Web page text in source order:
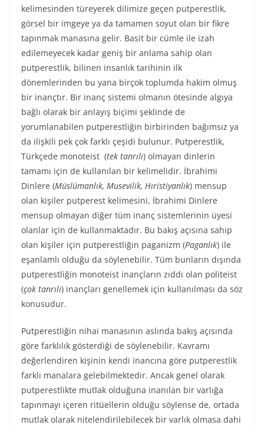
kelimesinden türeyerek dilimize geçen putperestlik,
görsel bir imgeye ya da tamamen soyut olan bir fikre
tapınmak manasına gelir. Basit bir cümle ile izah
edilemeyecek kadar geniş bir anlama sahip olan
putperestlik, bilinen insanlık tarihinin ilk
dönemlerinden bu yana birçok toplumda hakim olmuş
bir inançtır. Bir inanç sistemi olmanın ötesinde algıya
bağlı olarak bir anlayış biçimi şeklinde de
yorumlanabilen putperestliğin birbirinden bağımsız ya
da ilişkili pek çok farklı çeşidi bulunur. Putperestlik,
Türkçede monoteist (tek tanrılı) olmayan dinlerin
tamamı için de kullanılan bir kelimelidir. İbrahimi
Dinlere (Müslümanlık, Musevilik, Hıristiyanlık) mensup
olan kişiler putperest kelimesini, İbrahimi Dinlere
mensup olmayan diğer tüm inanç sistemlerinin üyesi
olanlar için de kullanmaktadır. Bu bakış açısına sahip
olan kişiler için putperestliğin paganizm (Paganlık) ile
eşanlamlı olduğu da söylenebilir. Tüm bunların dışında
putperestliğin monoteist inançların zıddı olan politeist
(çok tanrılı) inançları genellemek için kullanılması da söz
konusudur.
Putperestliğin nihai manasının aslında bakış açısında
göre farklılık gösterdiği de söylenebilir. Kavramı
değerlendiren kişinin kendi inancına göre putperestlik
farklı manalara gelebilmektedir. Ancak genel olarak
putperestlikte mutlak olduğuna inanılan bir varlığa
tapınmayı içeren ritüellerin olduğu söylense de, ortada
mutlak olarak nitelendirilebilecek bir varlık olmasa dahi